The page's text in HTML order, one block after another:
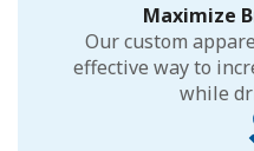
Maximize
Our custom
effective way to
while